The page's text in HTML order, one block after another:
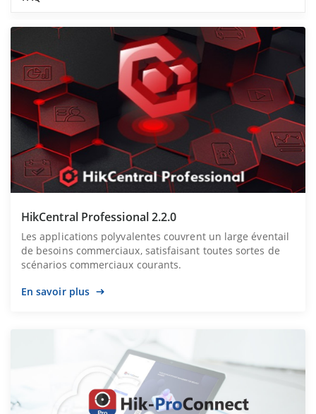
HikCentral Professional 2.2.0
Les applications polyvalentes couvrent un large éventail
de besoins commerciaux, satisfaisant toutes sortes de
scénarios commerciaux courants.
En savoir plus